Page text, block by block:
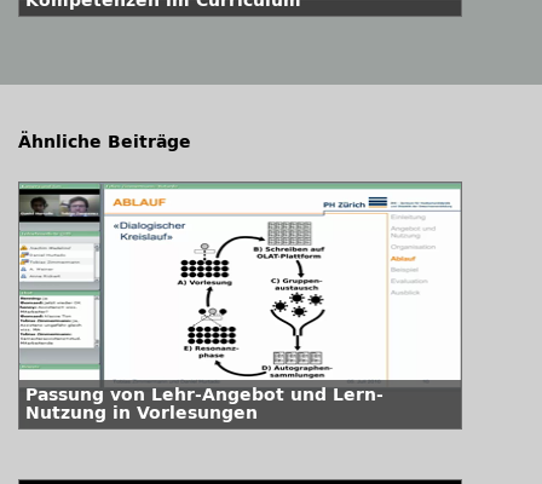
Ähnliche Beiträge
Passung von Lehr-Angebot und Lern-
Nutzung in Vorlesungen